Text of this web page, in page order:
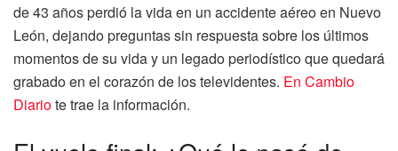
de 43 años perdió la vida en un accidente aéreo en Nuevo
León, dejando preguntas sin respuesta sobre los últimos
momentos de su vida y un legado periodístico que quedará
grabado en el corazón de los televidentes. En Cambio
Diariote trae la información.